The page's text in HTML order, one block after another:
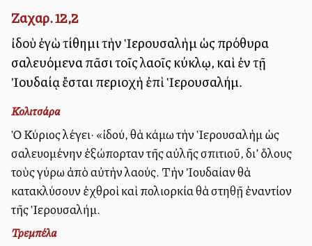
Ζαχαρ. 12,2
ἰδοὺ ἐγὼ τίθημι τὴν Ἱερουσαλὴμ ὡς πρόθυρα
σαλευόμενα πᾶσι τοῖς λαοῖς κύκλῳ, καὶ ἐν τῇ
Ἰουδαίᾳ ἔσται περιοχὴ ἐπὶ Ἱερουσαλήμ.
Κολιτσάρα
Ὁ Κύριος λέγει· «ἰδού, θὰ κάμω τὴν Ἱερουσαλὴμ ὡς
σαλευομένην ἐξώπορταν τῆς αὐλῆς σπιτιοῦ, δι’ ὅλους
τοὺς γύρω ἀπὸ αὐτὴν λαούς. Τὴν Ἰουδαίαν θὰ
κατακλύσουν ἐχθροὶ καὶ πολιορκία θὰ στηθῇ ἐναντίον
τῆς Ἱερουσαλήμ.
Τρεμπέλα